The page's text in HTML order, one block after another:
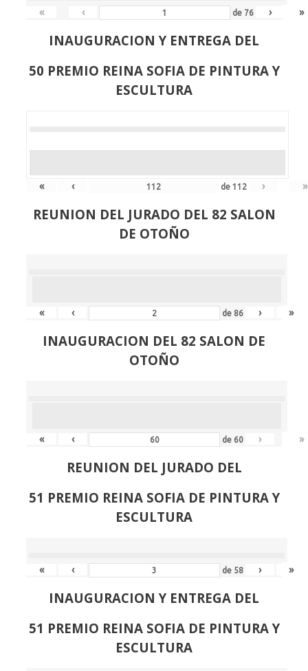
« ‹ de 76 › »
INAUGURACION Y ENTREGA DEL
50 PREMIO REINA SOFIA DE PINTURA Y
ESCULTURA
« ‹ de112 › »
REUNION DEL JURADO DEL 82 SALON
DE OTOÑO
« ‹ de 86 › »
INAUGURACION DEL 82 SALON DE
OTOÑO
« ‹ de 60 › »
REUNION DEL JURADO DEL
51 PREMIO REINA SOFIA DE PINTURA Y
ESCULTURA
« ‹ de 58 › »
INAUGURACION Y ENTREGA DEL
51 PREMIO REINA SOFIA DE PINTURA Y
ESCULTURA